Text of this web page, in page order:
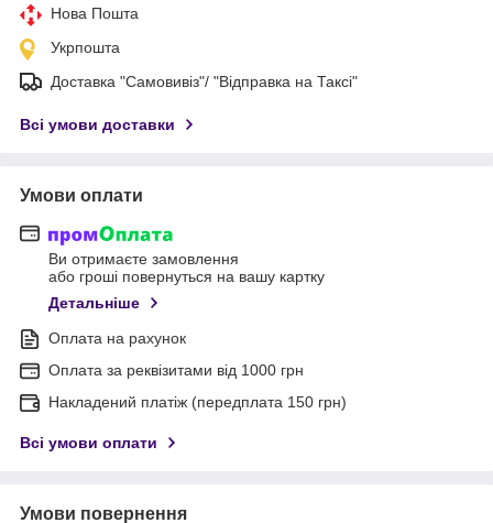
Нова Пошта
Укрпошта
Доставка "Самовивіз"/ "Відправка на Таксі"
Всі умови доставки
Умови оплати
Ви отримаєте замовлення
або гроші повернуться на вашу картку
Детальніше
Оплата на рахунок
Оплата за реквізитами від 1000 грн
Накладений платіж (передплата 150 грн)
Всі умови оплати
Умови повернення